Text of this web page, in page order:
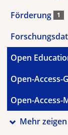
Förderung 1
Open
Open-Access-
Open-Access-
Mehr zeigen